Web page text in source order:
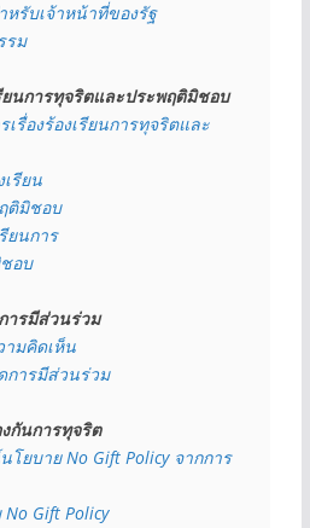
รับเจ้าหน้าที่ของรัฐ
รม
ยนการทุจริตและประพฤติมิชอบ
รื่องร้องเรียนการทุจริตและ
เรียน
ฤติมิชอบ
ยนการ
ชอบ
ารมีส่วนร่วม
ามคิดเห็น
การมีส่วนร่วม
กันการทุจริต
ยบาย No Gift Policy จากการ
Gift Policy